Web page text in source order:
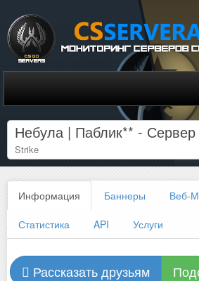
Небула | Паблик** - Сервер
Strike
Информация Баннеры Веб-
Статистика API Услуги
Рассказать друзьям